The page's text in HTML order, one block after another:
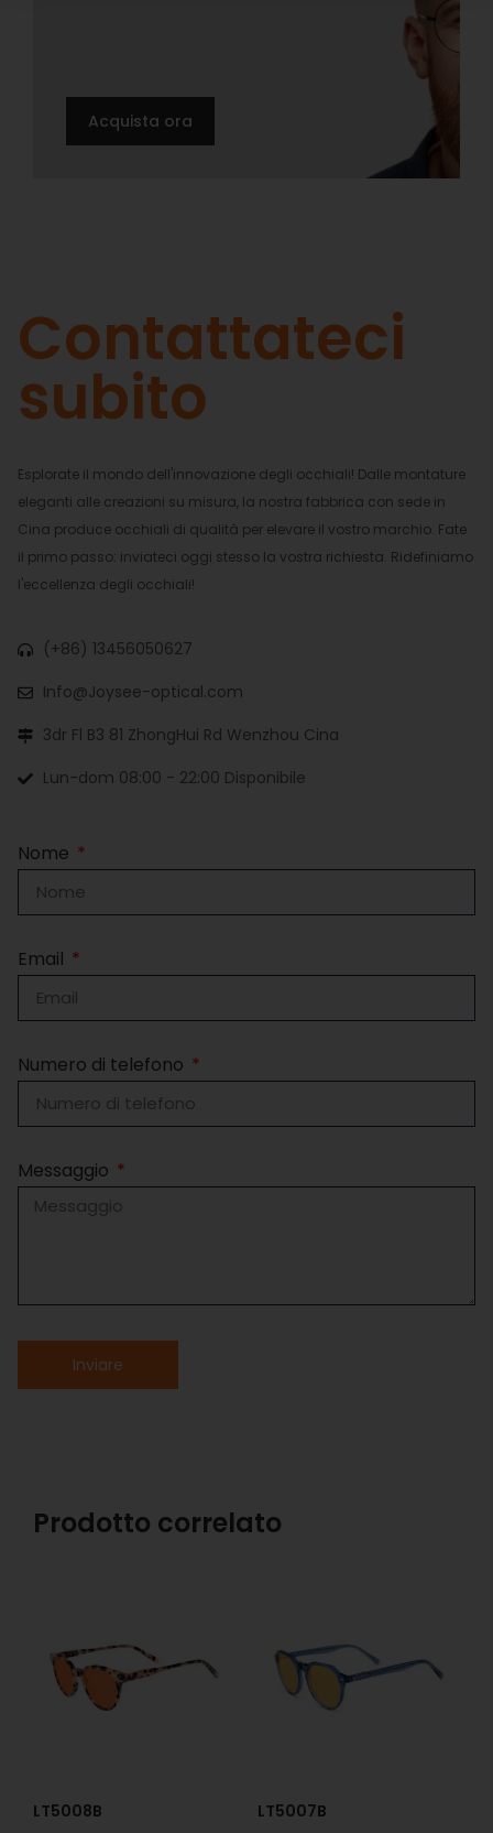
Acquista ora
Contattateci
subito
Esplorate il mondo dell'innovazione degli occhiali! Dalle montature
eleganti alle creazioni su misura, la nostra fabbrica con sede in
Cina produce occhiali di qualità per elevare il vostro marchio. Fate
il primo passo: inviateci oggi stesso la vostra richiesta. Ridefiniamo
l'eccellenza degli occhiali!
(+86) 13456050627
Info@Joysee-optical.com
3dr Fl B3 81 ZhongHui Rd Wenzhou Cina
Lun-dom 08:00 - 22:00 Disponibile
Nome
Email
Numero di telefono
Messaggio
Inviare
Prodotto correlato
LT5008B LT5007B